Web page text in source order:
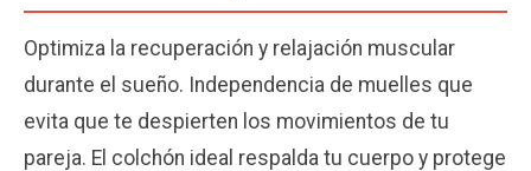
Optimiza la recuperación y relajación muscular
durante el sueño. Independencia de muelles que
evita que te despierten los movimientos de tu
pareja. El colchón ideal respalda tu cuerpo y protege